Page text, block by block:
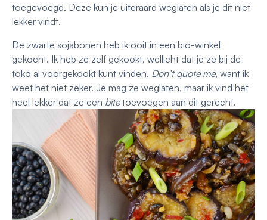
toegevoegd. Deze kun je uiteraard weglaten als je dit niet
lekker vindt.
De zwarte sojabonen heb ik ooit in een bio-winkel
gekocht. Ik heb ze zelf gekookt, wellicht dat je ze bij de
toko al voorgekookt kunt vinden. Don’t quote me, want ik
weet het niet zeker. Je mag ze weglaten, maar ik vind het
heel lekker dat ze een bitetoevoegen aan dit gerecht.